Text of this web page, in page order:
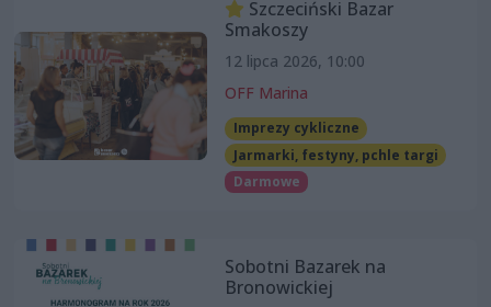
Szczeciński Bazar
Smakoszy
12 lipca 2026, 10:00
OFF Marina
Imprezy cykliczne
Jarmarki, festyny, pchle targi
Darmowe
Sobotni Bazarek na
Bronowickiej